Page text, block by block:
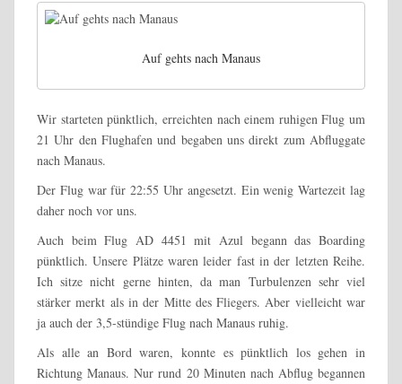
Auf gehts nach Manaus
Wir starteten pünktlich, erreichten nach einem ruhigen Flug um
21 Uhr den Flughafen und begaben uns direkt zum Abfluggate
nach Manaus.
Der Flug war für 22:55 Uhr angesetzt. Ein wenig Wartezeit lag
daher noch vor uns.
Auch beim Flug AD 4451 mit Azul begann das Boarding
pünktlich. Unsere Plätze waren leider fast in der letzten Reihe.
Ich sitze nicht gerne hinten, da man Turbulenzen sehr viel
stärker merkt als in der Mitte des Fliegers. Aber vielleicht war
ja auch der 3,5-stündige Flug nach Manaus ruhig.
Als alle an Bord waren, konnte es pünktlich los gehen in
Richtung Manaus. Nur rund 20 Minuten nach Abflug begannen